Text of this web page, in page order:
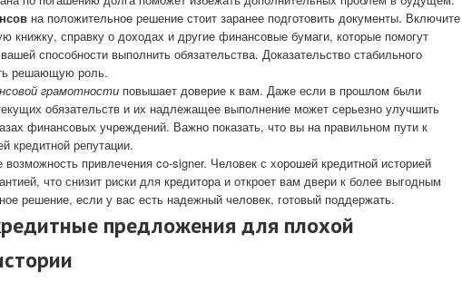
на положительное решение стоит заранее подготовить документы. Включите
книжку, справку о доходах и другие финансовые бумаги, которые помогут
способности выполнить обязательства. Доказательство стабильного
решающую роль.
грамотности повышает доверие к вам. Даже если в прошлом были
обязательств и их надлежащее выполнение может серьезно улучшить
финансовых учреждений. Важно показать, что вы на правильном пути к
кредитной репутации.
возможность привлечения co-signer. Человек с хорошей кредитной историей
что снизит риски для кредитора и откроет вам двери к более выгодным
решение, если у вас есть надежный человек, готовый поддержать.
предложения для плохой